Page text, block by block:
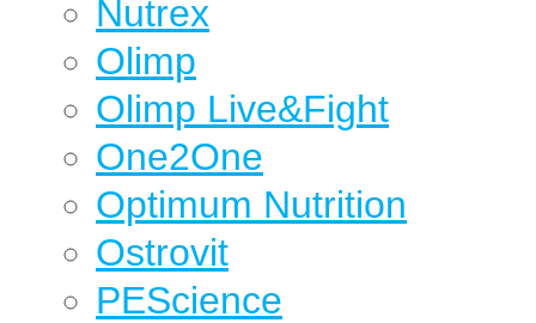
Nutrex
Olimp
Olimp Live&Fight
One2One
Optimum Nutrition
Ostrovit
PEScience